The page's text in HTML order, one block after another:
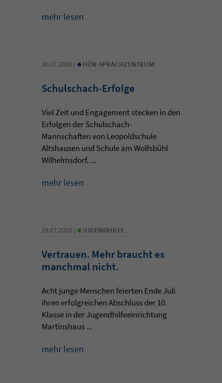
mehr lesen
30.07.2026 | • HÖR-SPRACHZENTRUM
Schulschach-Erfolge
Viel Zeit und Engagement stecken in den
Erfolgen der Schulschach-
Mannschaften von Leopoldschule
Altshausen und Schule am Wolfsbühl
Wilhelmsdorf. ...
mehr lesen
29.07.2026 | • JUGENDHILFE
Vertrauen. Mehr braucht es
manchmal nicht.
Acht junge Menschen feierten Ende Juli
ihren erfolgreichen Abschluss der 10.
Klasse in der Jugendhilfeeinrichtung
Martinshaus ...
mehr lesen